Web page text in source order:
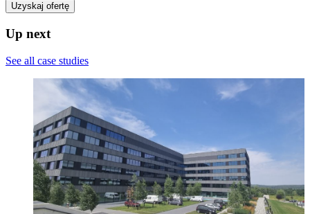
Uzyskaj ofertę
Up next
See all case studies